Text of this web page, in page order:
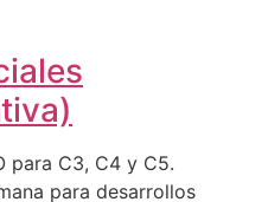
para C3, C4 y C5.
para desarrollos